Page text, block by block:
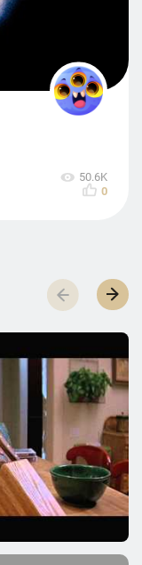
50.6K
0